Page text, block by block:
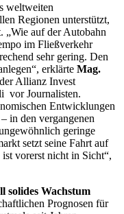
weltweiten
Regionen unterstützt,
„Wie auf der Autobahn
im Fließverkehr
sehr gering. Den
erklärte Mag.
Allianz Invest
vor Journalisten.
Entwicklungen
in den vergangenen
geringe
setzt seine Fahrt auf
vorerst nicht in Sicht“,
solides Wachstum
Prognosen für